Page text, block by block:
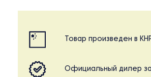
Товар произведен в
Официальный дилер